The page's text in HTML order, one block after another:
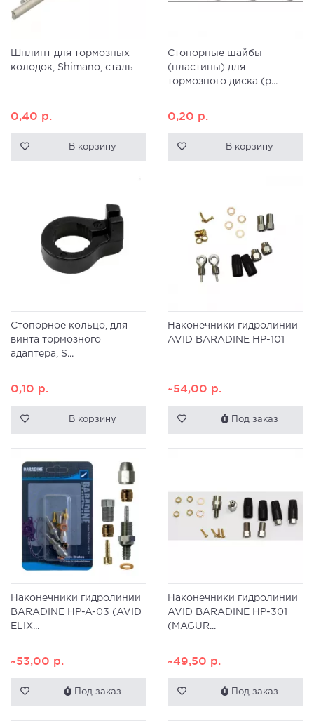
Шплинт для тормозных
колодок, Shimano, сталь
0,40 р.
В корзину
Стопорные шайбы
(пластины) для
тормозного диска (р...
0,20 р.
В корзину
Стопорное кольцо, для
винта тормозного
адаптера, S...
0,10 р.
В корзину
Наконечники гидролинии
AVID BARADINE HP-101
~54,00 р.
Под заказ
Наконечники гидролинии
BARADINE HP-A-03 (AVID
ELIX...
~53,00 р.
Под заказ
Наконечники гидролинии
AVID BARADINE HP-301
(MAGUR...
~49,50 р.
Под заказ